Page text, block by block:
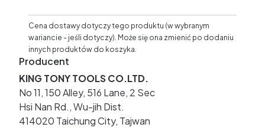
Cena dostawy dotyczy tego produktu (w wybranym
wariancie - jeśli dotyczy). Może się ona zmienić po dodaniu
innych produktów do koszyka.
Producent
KING TONY TOOLS CO.LTD.
No 11, 150 Alley, 516 Lane, 2 Sec
Hsi Nan Rd., Wu-jih Dist.
414020 Taichung City, Tajwan